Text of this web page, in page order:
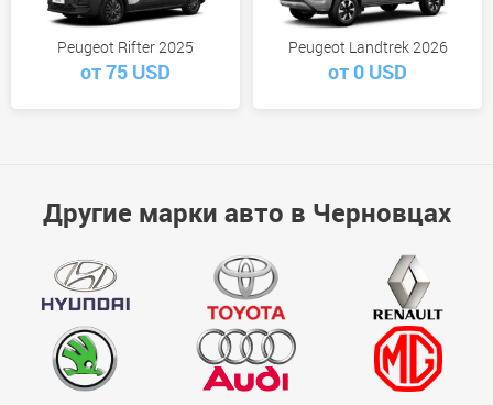
Peugeot Rifter 2025
от 75 USD
Peugeot Landtrek 2026
от 0 USD
Другие марки авто в Черновцах